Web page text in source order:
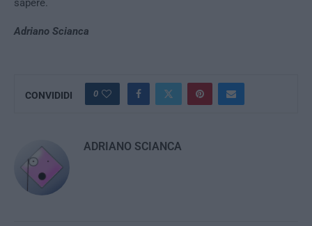
sapere.
Adriano Scianca
CONVIDIDI 0
ADRIANO SCIANCA